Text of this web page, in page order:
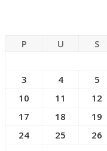
P U S
3
4 5
10
11 12
17
18 19
24
25 26